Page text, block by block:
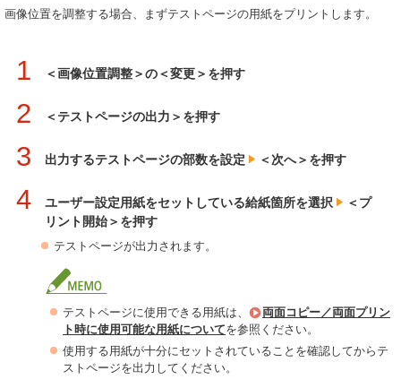
画像位置を調整する場合、まずテストページの用紙をプリントします。
1 ＜画像位置調整＞の＜変更＞を押す
2 ＜テストページの出力＞を押す
3 出力するテストページの部数を設定 ＜次へ＞を押す
4 ユーザー設定用紙をセットしている給紙箇所を選択
＜プ
リント開始＞を押す
テストページが出力されます。
テストページに使用できる用紙は、
両面コピー／両面プリン
ト時に使用可能な用紙についてを参照ください。
使用する用紙が十分にセットされていることを確認してからテ
ストページを出力してください。